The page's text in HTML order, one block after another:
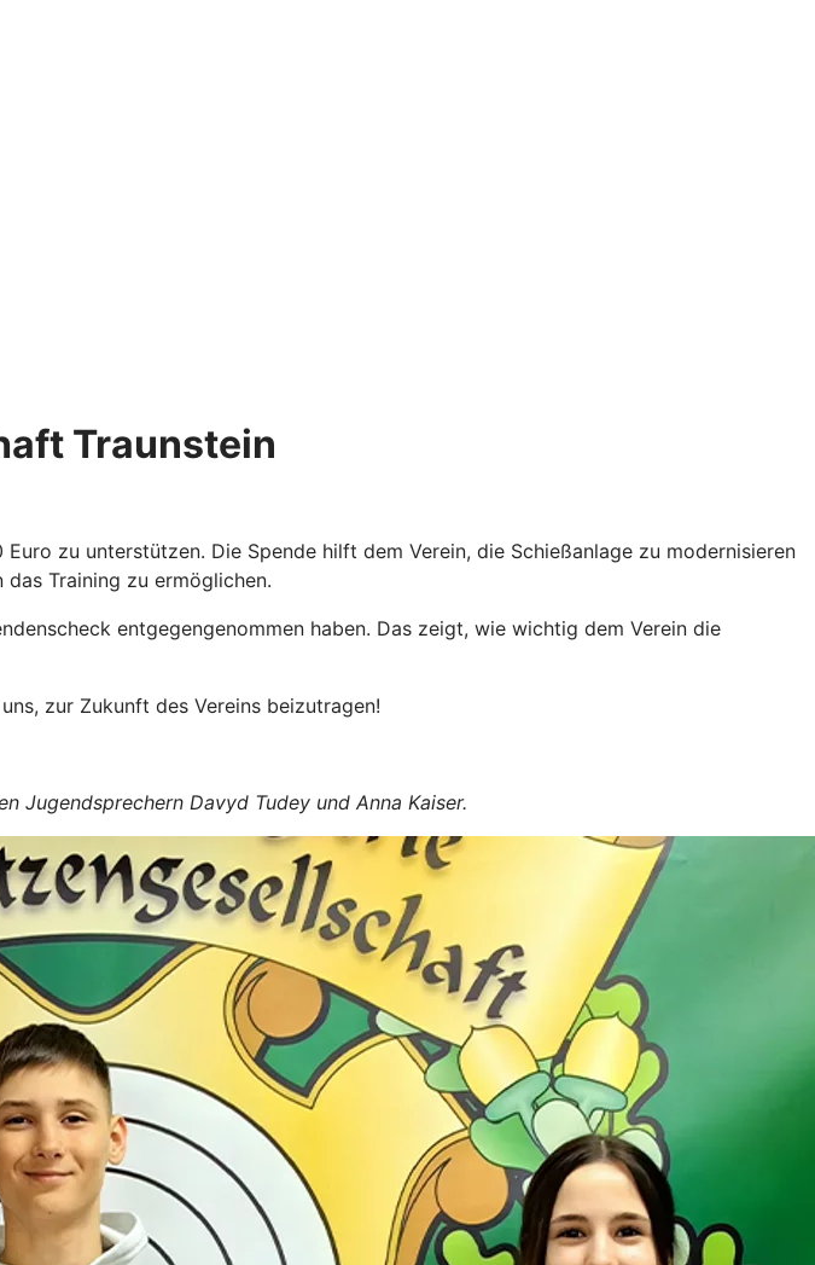
Traunstein
zu unterstützen. Die Spende hilft dem Verein, die Schießanlage zu modernisieren
Training zu ermöglichen.
entgegengenommen haben. Das zeigt, wie wichtig dem Verein die
zur Zukunft des Vereins beizutragen!
Jugendsprechern Davyd Tudey und Anna Kaiser.